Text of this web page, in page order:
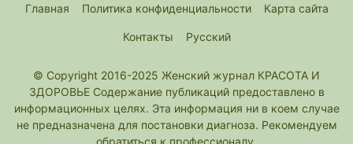
Главная Политика конфиденциальности Карта сайта
Контакты Русский
© Copyright 2016-2025 Женский журнал КРАСОТА И
ЗДОРОВЬЕ Содержание публикаций предоставлено в
информационных целях. Эта информация ни в коем случае
не предназначена для постановки диагноза. Рекомендуем
обратиться к профессионалу.